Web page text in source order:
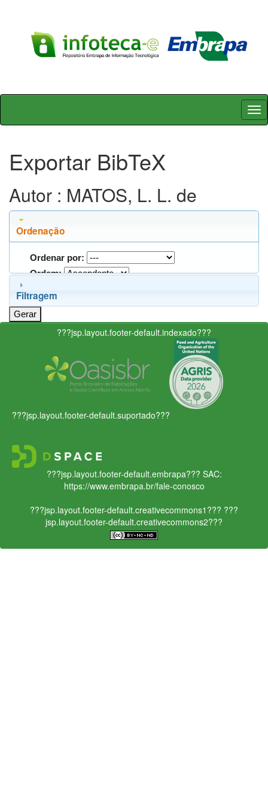
Skip
Exportar BibTeX
Autor : MATOS, L. L. de
Ordenação
Ordenar por:
Ordem:
Filtragem
???jsp.layout.footer-default.indexado???
???jsp.layout.footer-default.suportado???
???jsp.layout.footer-default.embrapa??? SAC:
https://www.embrapa.br/fale-conosco
???jsp.layout.footer-default.creativecommons1??? ???
jsp.layout.footer-default.creativecommons2???